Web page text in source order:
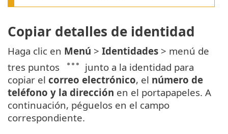
Copiar detalles de identidad
Haga clic en Menú > Identidades > menú de
tres puntos
junto a la identidad para
copiar el correo electrónico, el número de
teléfono y la dirección en el portapapeles. A
continuación, péguelos en el campo
correspondiente.